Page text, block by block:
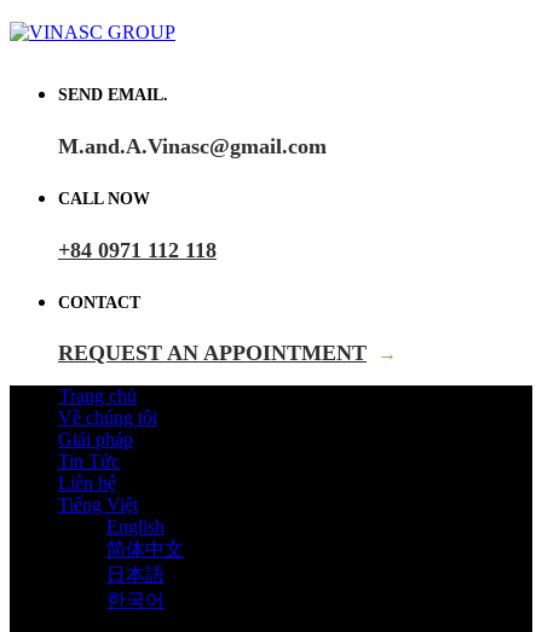
SEND EMAIL.
M.and.A.Vinasc@gmail.com
CALL NOW
+84 0971 112 118
CONTACT
REQUEST AN APPOINTMENT →
Trang chủ
Về chúng tôi
Giải pháp
Tin Tức
Liên hệ
Tiếng Việt
English
简体中文
日本語
한국어